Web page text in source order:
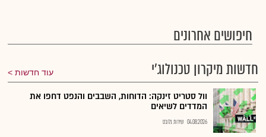
חיפושים אחרונים
חדשות מיקרון טכנולוג'י
עוד חדשות
וול סטריט זינקה: הדוחות, השבבים והנפט דחפו את
המדדים לשיאים
04.08.2026 שירות גלובס